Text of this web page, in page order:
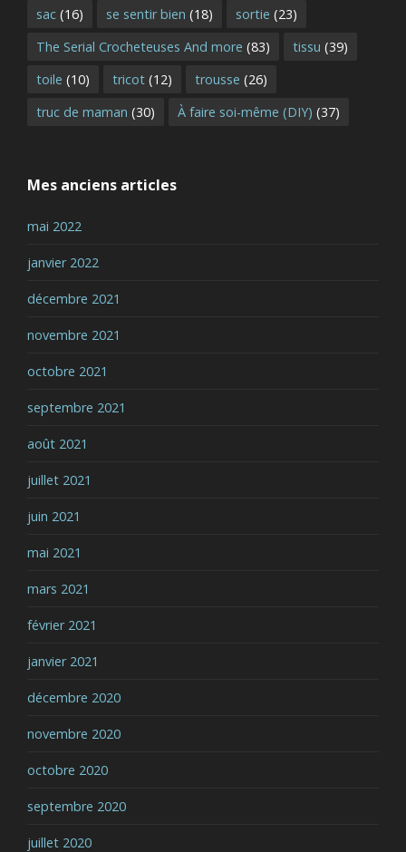
sac (16) se sentir bien (18) sortie (23)
The Serial Crocheteuses And more (83) tissu (39)
toile (10) tricot (12) trousse (26)
truc de maman (30) À faire soi-même (DIY) (37)
Mes anciens articles
mai 2022
janvier 2022
décembre 2021
novembre 2021
octobre 2021
septembre 2021
août 2021
juillet 2021
juin 2021
mai 2021
mars 2021
février 2021
janvier 2021
décembre 2020
novembre 2020
octobre 2020
septembre 2020
juillet 2020